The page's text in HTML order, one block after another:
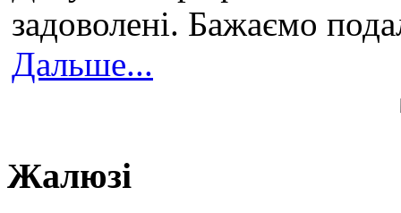
задоволені. Бажаємо
Дальше...
Жалюзі